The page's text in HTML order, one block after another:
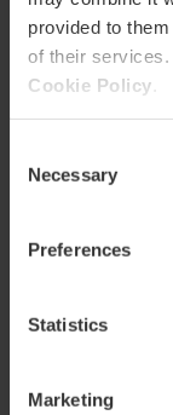
provided to
of their
Cookie Policy
Selection
Necessary
Preferences
Statistics
Marketing